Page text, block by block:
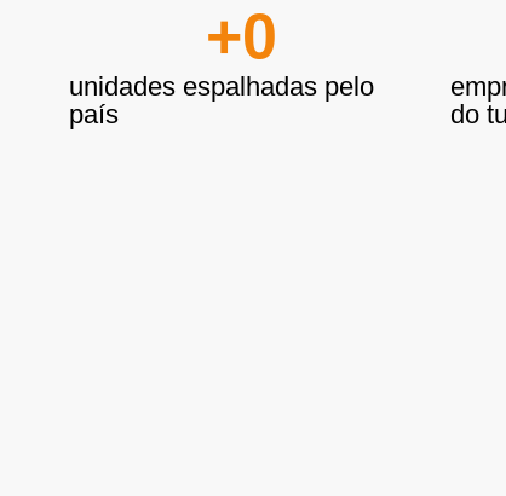
unidades espalhadas pelo
país
+0
do